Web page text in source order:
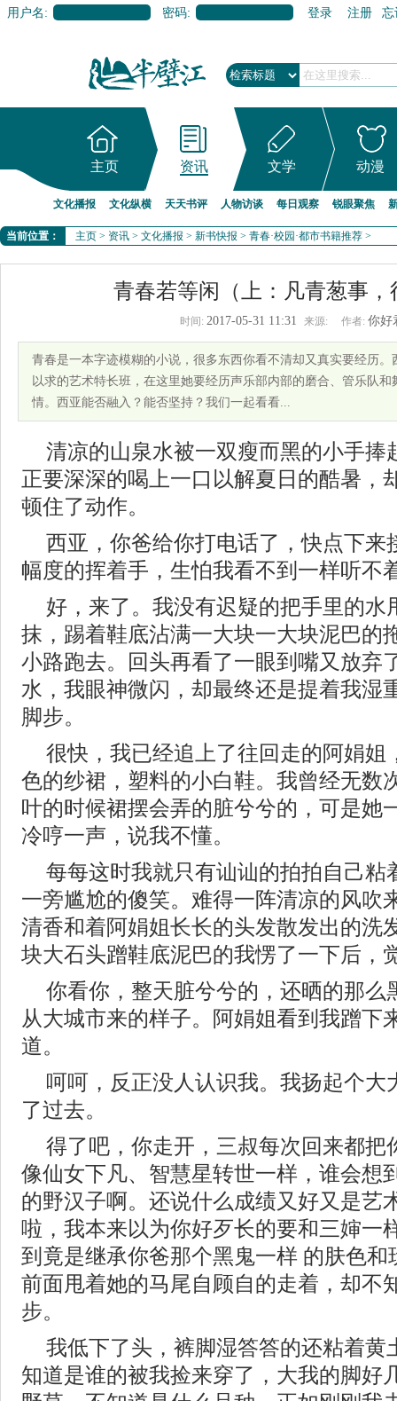
用户名: 密码: 登录 注册 忘
主页 资讯 文学 动漫
文化播报 文化纵横 天天书评 人物访谈 每日观察 锐眼聚焦
当前位置： 主页 > 资讯 > 文化播报 > 新书快报 > 青春·校园·都市书籍推荐 >
青春若等闲（上：凡青葱事，
时间: 2017-05-31 11:31 来源: 作者: 你
青春是一本字迹模糊的小说，很多东西你看不清却又真实要经历
以求的艺术特长班，在这里她要经历声乐部内部的磨合、管乐队
情。西亚能否融入？能否坚持？我们一起看看...
清凉的山泉水被一双瘦而黑的小手捧
正要深深的喝上一口以解夏日的酷暑，
顿住了动作。
西亚，你爸给你打电话了，快点下来
幅度的挥着手，生怕我看不到一样听不
好，来了。我没有迟疑的把手里的水
抹，踢着鞋底沾满一大块一大块泥巴的
小路跑去。回头再看了一眼到嘴又放弃
水，我眼神微闪，却最终还是提着我湿
脚步。
很快，我已经追上了往回走的阿娟姐
色的纱裙，塑料的小白鞋。我曾经无数
叶的时候裙摆会弄的脏兮兮的，可是她
冷哼一声，说我不懂。
每每这时我就只有讪讪的拍拍自己粘
一旁尴尬的傻笑。难得一阵清凉的风吹
清香和着阿娟姐长长的头发散发出的洗
块大石头蹭鞋底泥巴的我愣了一下后，
你看你，整天脏兮兮的，还晒的那么
从大城市来的样子。阿娟姐看到我蹭下
道。
呵呵，反正没人认识我。我扬起个大
了过去。
得了吧，你走开，三叔每次回来都把
像仙女下凡、智慧星转世一样，谁会想
的野汉子啊。还说什么成绩又好又是艺
啦，我本来以为你好歹长的要和三婶一
到竟是继承你爸那个黑鬼一样 的肤色和
前面甩着她的马尾自顾自的走着，却不
步。
我低下了头，裤脚湿答答的还粘着黄
知道是谁的被我捡来穿了，大我的脚好